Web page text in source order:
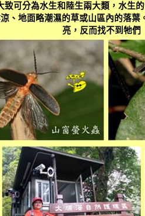
致可分為水生和陸生兩大類，水生
、地面略潮濕的草或山區內的落
亮，反而找不到牠們